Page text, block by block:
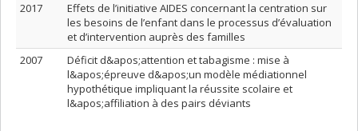
2017
Effets de l’initiative AIDES concernant la centration sur
les besoins de l’enfant dans le processus d’évaluation
et d’intervention auprès des familles
2007
Déficit d&apos;attention et tabagisme : mise à
l&apos;épreuve d&apos;un modèle médiationnel
hypothétique impliquant la réussite scolaire et
l&apos;affiliation à des pairs déviants